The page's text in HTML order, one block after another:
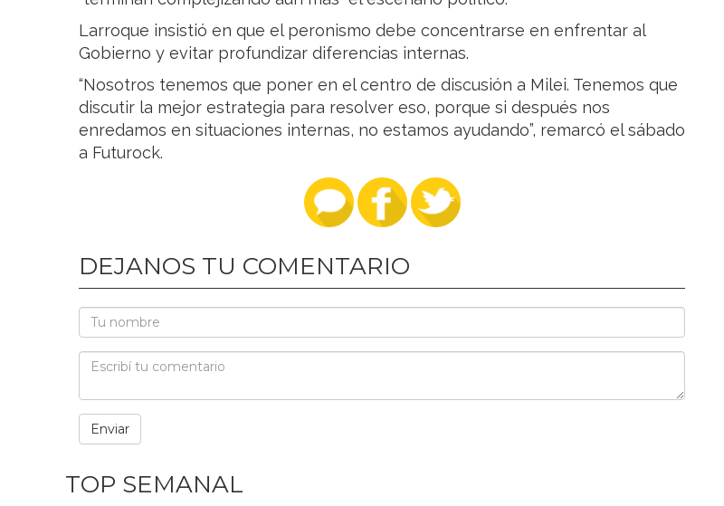
Larroque insistió en que el peronismo debe concentrarse en enfrentar al
Gobierno y evitar profundizar diferencias internas.
“Nosotros tenemos que poner en el centro de discusión a Milei. Tenemos que
discutir la mejor estrategia para resolver eso, porque si después nos
enredamos en situaciones internas, no estamos ayudando”, remarcó el sábado
a Futurock.
DEJANOS TU COMENTARIO
TOP SEMANAL